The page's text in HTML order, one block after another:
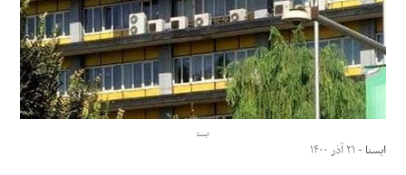
حوادث
علوم و فن آوری
ایسنا
ایسنا - ۲۱ آذر ۱۴۰۰